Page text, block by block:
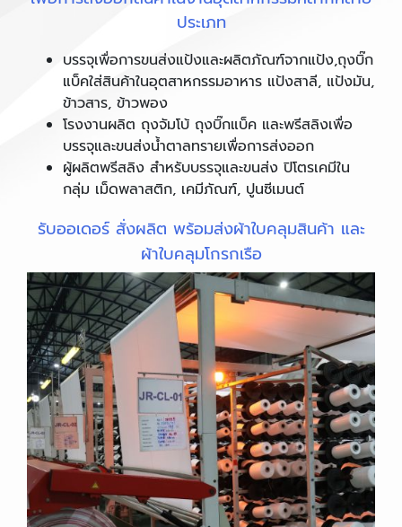
ประเภท
บรรจุเพื่อการขนส่งแป้งและผลิตภัณฑ์จากแป้ง,ถุงบิ๊ก
แบ็คใส่สินค้าในอุตสาหกรรมอาหาร แป้งสาลี, แป้งมัน,
ข้าวสาร, ข้าวพอง
โรงงานผลิต ถุงจัมโบ้ ถุงบิ๊กแบ็ค และพรีสลิงเพื่อ
บรรจุและขนส่งน้ำตาลทรายเพื่อการส่งออก
ผู้ผลิตพรีสลิง สำหรับบรรจุและขนส่ง ปิโตรเคมีใน
กลุ่ม เม็ดพลาสติก, เคมีภัณฑ์, ปูนซีเมนต์
รับออเดอร์ สั่งผลิต พร้อมส่งผ้าใบคลุมสินค้า และ
ผ้าใบคลุมโกรกเรือ